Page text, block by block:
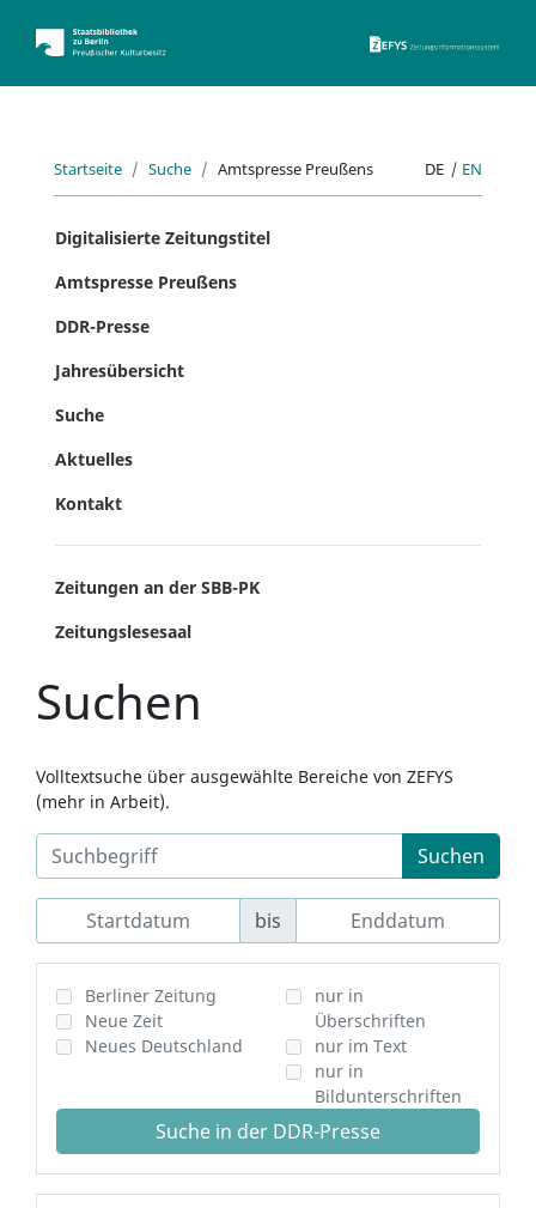
Startseite Suche Amtspresse Preußens DE | EN
Digitalisierte Zeitungstitel
Amtspresse Preußens
DDR-Presse
Jahresübersicht
Suche
Aktuelles
Kontakt
Zeitungen an der SBB-PK
Zeitungslesesaal
Suchen
Volltextsuche über ausgewählte Bereiche von ZEFYS
(mehr in Arbeit).
Suchen
bis
Berliner Zeitung
Neue Zeit
Neues Deutschland
nur in
Überschriften
nur im Text
nur in
Bildunterschriften
Suche in der DDR-Presse